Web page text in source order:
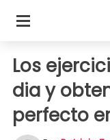
Los
dia y
perfecto